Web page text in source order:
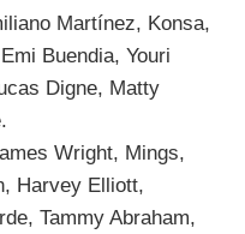
Martínez, Konsa,
Buendia, Youri
Digne, Matty
Wright, Mings,
Harvey Elliott,
Tammy Abraham,